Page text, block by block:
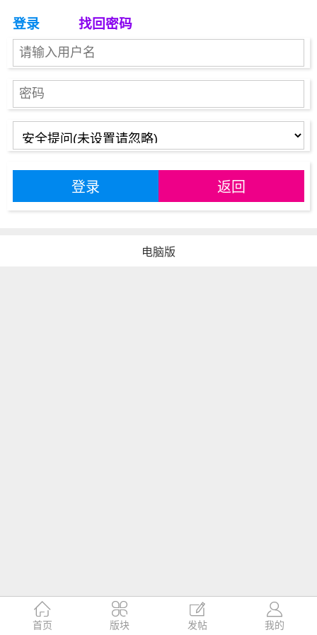
登录 找回密码
登录 返回

首页

版块

发帖

我的
电脑版